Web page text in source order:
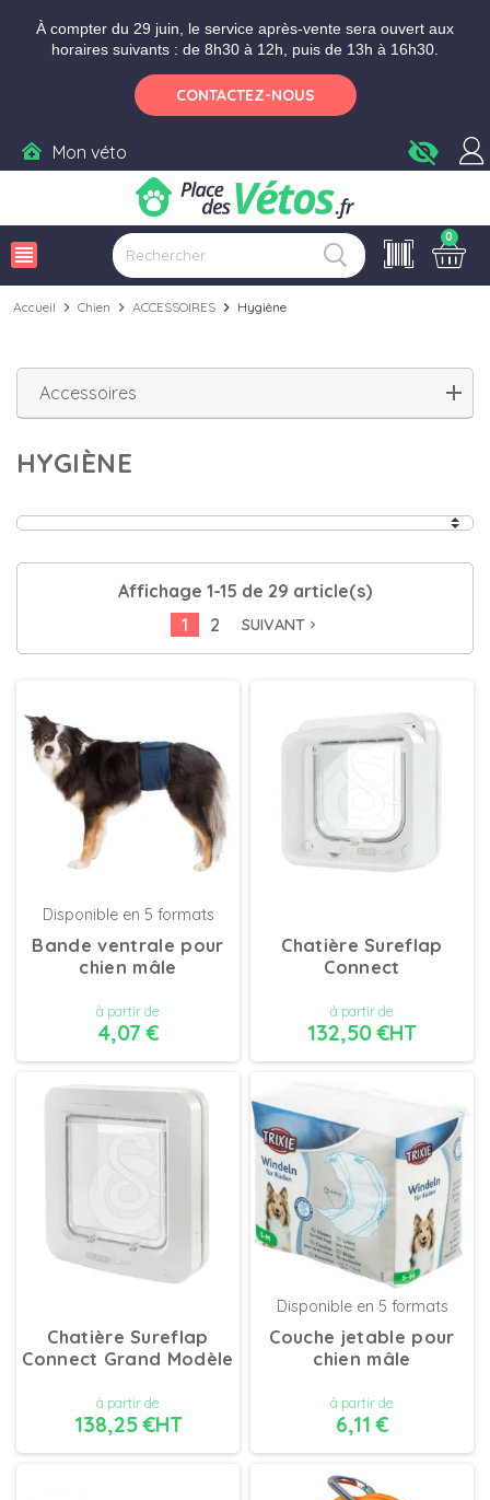
À compter du 29 juin, le service après-vente sera ouvert aux
horaires suivants : de 8h30 à 12h, puis de 13h à 16h30.
CONTACTEZ-NOUS
Mon véto visibility_off
view_headline
0
Accueil chevron_right Chien chevron_right ACCESSOIRES chevron_right Hygiène
Accessoires
HYGIÈNE
Affichage 1-15 de 29 article(s)
1
2 SUIVANTnavigate_next
Disponible en 5 formats
Bande ventrale pour
chien mâle
à partir de
4,07 €
DÉTAILS
Chatière Sureflap
Connect
à partir de
132,50 €HT
DÉTAILS
Chatière Sureflap
Connect Grand Modèle
à partir de
138,25 €HT
Disponible en 5 formats
Couche jetable pour
chien mâle
à partir de
6,11 €